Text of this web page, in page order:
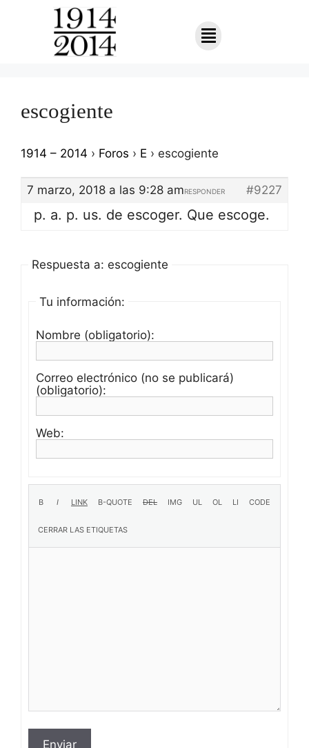
escogiente
1914 – 2014 › Foros › E › escogiente
7 marzo, 2018 a las 9:28 am #9227
RESPONDER
p. a. p. us. de escoger. Que escoge.
Respuesta a: escogiente
Tu información:
Nombre (obligatorio):
Correo electrónico (no se publicará)
(obligatorio):
Web:
Enviar